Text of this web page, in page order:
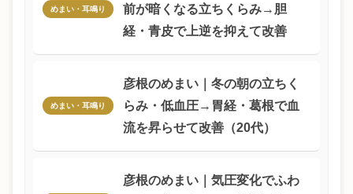
めまい・耳鳴り
前が暗くなる立ちくらみ→胆
経・青皮で上逆を抑えて改善
めまい・耳鳴り
彦根のめまい｜冬の朝の立ちく
らみ・低血圧→胃経・葛根で血
流を昇らせて改善（20代）
彦根のめまい｜気圧変化でふわ